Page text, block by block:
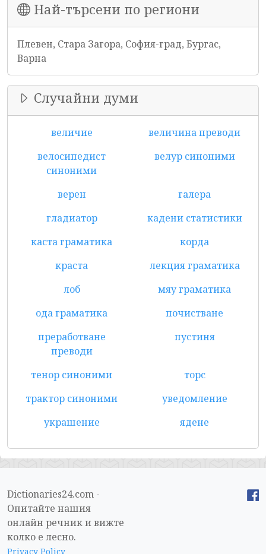
Най-търсени по региони
Плевен, Стара Загора, София-град, Бургас,
Варна
Случайни думи
величие
величина преводи
велосипедист
синоними
велур синоними
верен
галера
гладиатор
кадени статистики
каста граматика
корда
краста
лекция граматика
лоб
мяу граматика
ода граматика
почистване
преработване
преводи
пустиня
тенор синоними
торс
трактор синоними
уведомление
украшение
ядене
Dictionaries24.com -
Опитайте нашия
онлайн речник и вижте
колко е лесно.
Privacy Policy